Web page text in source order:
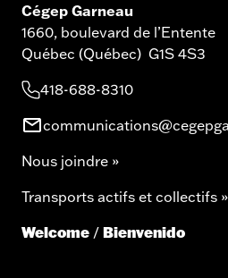
Cégep Garneau
1660, boulevard de l’Entente
Québec (Québec) G1S 4S3
418-688-8310
Nous joindre »
Transports actifs et collectifs »
Welcome / Bienvenido